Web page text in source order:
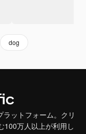
dog
ットフォーム。クリ
100万人以上が利用し